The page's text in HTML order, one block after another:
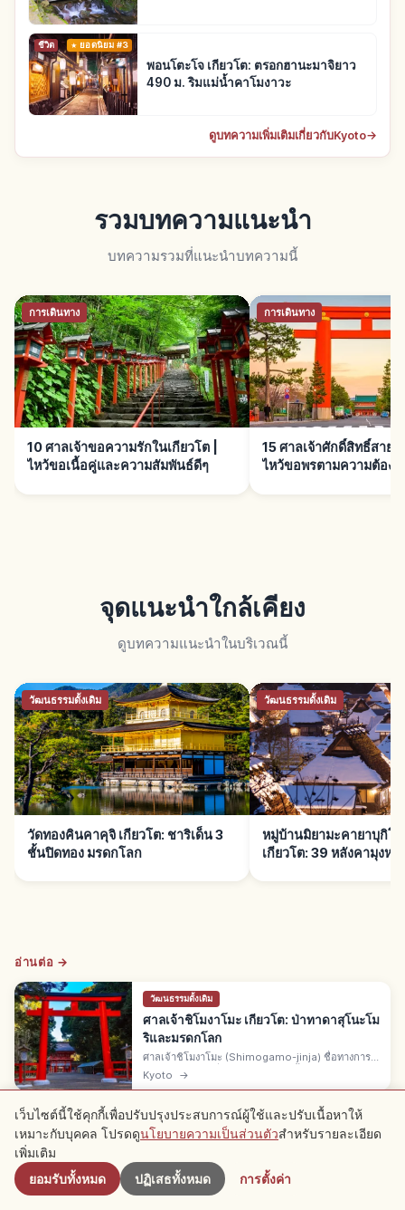
ชีวิต ยอดนิยม #3
พอนโตะโจ เกียวโต: ตรอกฮานะมาจิยาว
490 ม. ริมแม่น้ำคาโมงาวะ
ดูบทความเพิ่มเติมเกี่ยวกับKyoto→
รวมบทความแนะนำ
บทความรวมที่แนะนำบทความนี้
การเดินทาง
10 ศาลเจ้าขอความรักในเกียวโต |
ไหว้ขอเนื้อคู่และความสัมพันธ์ดีๆ
การเดินทาง
15 ศาลเจ้าศักดิ์สิทธิ์สายมู
ไหว้ขอพรตามความต้องก
จุดแนะนำใกล้เคียง
ดูบทความแนะนำในบริเวณนี้
วัฒนธรรมดั้งเดิม
วัดทองคินคาคุจิ เกียวโต: ชาริเด็น 3
ชั้นปิดทอง มรดกโลก
วัฒนธรรมดั้งเดิม
หมู่บ้านมิยามะคายาบุกิโ
เกียวโต: 39 หลังคามุงหญ้
อ่านต่อ →
วัฒนธรรมดั้งเดิม
ศาลเจ้าชิโมงาโมะ เกียวโต: ป่าทาดาสุโนะโม
ริและมรดกโลก
ศาลเจ้าชิโมงาโมะ (Shimogamo-jinja) ชื่อทางการ
"คาโมมิโอไยะ" ที่จุดบรรจบของแม่น้ำคาโมะและทาคา
โนะ ป่าทาดาสุโนะโมริล้อมรอบ บูชาคาโมะ ทาเคซึนุมิ
Kyoto →
※ เนื้อหาบทความอ้างอิงจากข้อมูล ณ เวลาที่เขียน และอาจแตกต่างจากสถานการณ์
ปัจจุบัน นอกจากนี้ เราไม่รับประกันความถูกต้องและความสมบูรณ์ของเนื้อหาที่เผยแพร่
โปรดเข้าใจ
โฆษณา
บทความนี้อาจมีโฆษณา (ลิงก์พันธมิตร) และเราอาจได้รับค่าคอมมิชชัน
จากการจองผ่านลิงก์
ใกล้เคียง
เว็บไซต์นี้ใช้คุกกี้เพื่อปรับปรุงประสบการณ์ผู้ใช้และปรับเนื้อหาให้
เหมาะกับบุคคล โปรดดูนโยบายความเป็นส่วนตัวสำหรับรายละเอียด
เพิ่มเติม
ยอมรับทั้งหมด
ปฏิเสธทั้งหมด การตั้งค่า